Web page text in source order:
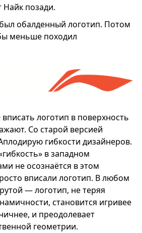
Найк позади.
обалденный логотип. Потом
меньше походил
логотип в поверхность
Со старой версией
гибкости дизайнеров.
в западном
не осознаётся в этом
вписали логотип. В любом
— логотип, не теряя
становится игривее
и преодолевает
геометрии.